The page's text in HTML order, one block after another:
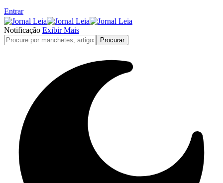
Entrar
Notificação Exibir Mais